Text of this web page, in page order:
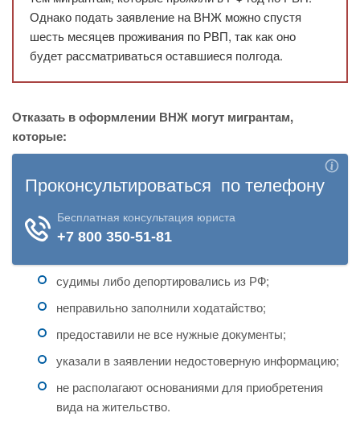
Однако подать заявление на ВНЖ можно спустя
шесть месяцев проживания по РВП, так как оно
будет рассматриваться оставшиеся полгода.
Отказать в оформлении ВНЖ могут мигрантам,
которые:
судимы либо депортировались из РФ;
неправильно заполнили ходатайство;
предоставили не все нужные документы;
указали в заявлении недостоверную информацию;
не располагают основаниями для приобретения
вида на жительство.